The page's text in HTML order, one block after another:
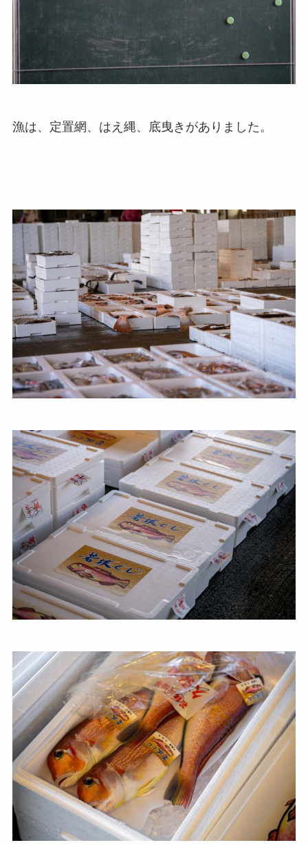
漁は、定置網、はえ縄、底曳きがありました。